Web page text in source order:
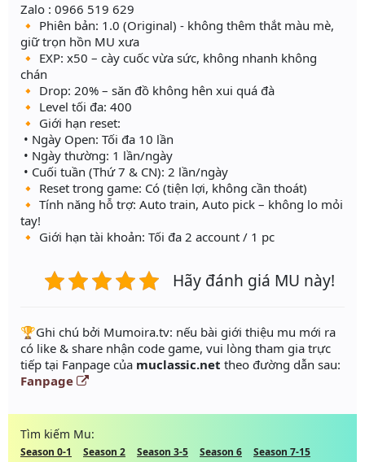
Zalo : 0966 519 629
🔸 Phiên bản: 1.0 (Original) - không thêm thắt màu mè,
giữ trọn hồn MU xưa
🔸 EXP: x50 – cày cuốc vừa sức, không nhanh không
chán
🔸 Drop: 20% – săn đồ không hên xui quá đà
🔸 Level tối đa: 400
🔸 Giới hạn reset:
• Ngày Open: Tối đa 10 lần
• Ngày thường: 1 lần/ngày
• Cuối tuần (Thứ 7 & CN): 2 lần/ngày
🔸 Reset trong game: Có (tiện lợi, không cần thoát)
🔸 Tính năng hỗ trợ: Auto train, Auto pick – không lo mỏi
tay!
🔸 Giới hạn tài khoản: Tối đa 2 account / 1 pc
Hãy đánh giá MU này!
️🏆Ghi chú bởi Mumoira.tv: nếu bài giới thiệu mu mới ra
có like & share nhận code game, vui lòng tham gia trực
tiếp tại Fanpage của muclassic.net theo đường dẫn sau:
Fanpage
Tìm kiếm Mu:
Season 0-1 Season 2 Season 3-5 Season 6
Season 7-15